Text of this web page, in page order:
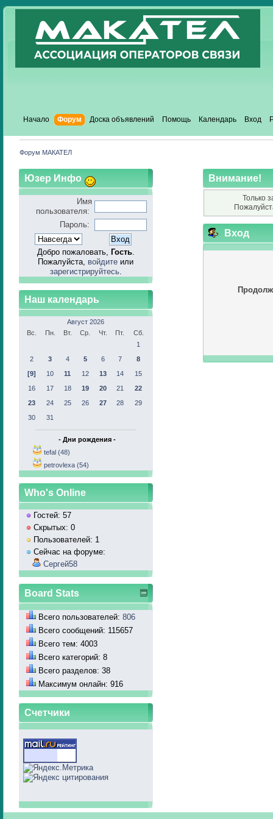
Начало Форум Доска объявлений Помощь Календарь Вход
Форум МАКАТЕЛ
Юзер Инфо
Имя
пользователя:
Пароль:
Добро пожаловать, Гость.
Пожалуйста, войдите или
зарегистрируйтесь.
Наш календарь
Август 2026
Вс.
Пн. Вт. Ср. Чт. Пт.
Сб.
1
2
3 4 5 6 7
8
[9]
10 11 12 13 14
15
16
17 18 19 20 21
22
23
24 25 26 27 28
29
30
31
- Дни рождения -
tefal (48)
petrovlexa (54)
Who's Online
Гостей: 57
Скрытых: 0
Пользователей: 1
Сейчас на форуме:
Сергей58
Board Stats
Всего пользователей: 806
Всего сообщений: 115657
Всего тем: 4003
Всего категорий: 8
Всего разделов: 38
Максимум онлайн: 916
Счетчики
Внимание!
Только
Вход